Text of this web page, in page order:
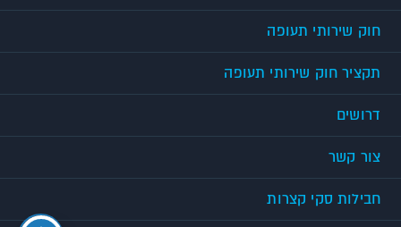
חוק שירותי תעופה
תקציר חוק שירותי תעופה
דרושים
צור קשר
חבילות סקי קצרות